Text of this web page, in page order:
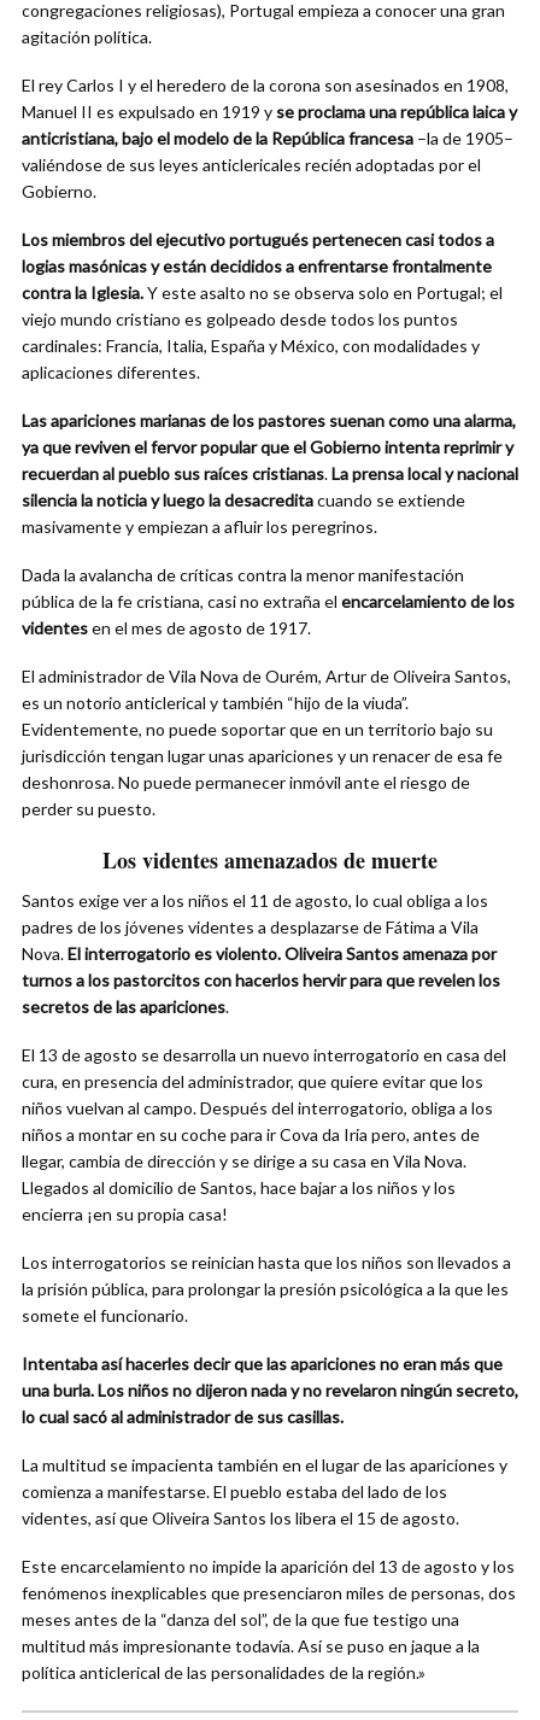
congregaciones religiosas), Portugal empieza a conocer una gran
agitación política.
El rey Carlos I y el heredero de la corona son asesinados en 1908,
Manuel II es expulsado en 1919 y se proclama una república laica y
anticristiana, bajo el modelo de la República francesa –la de 1905–
valiéndose de sus leyes anticlericales recién adoptadas por el
Gobierno.
Los miembros del ejecutivo portugués pertenecen casi todos a
logias masónicas y están decididos a enfrentarse frontalmente
contra la Iglesia.Y este asalto no se observa solo en Portugal; el
viejo mundo cristiano es golpeado desde todos los puntos
cardinales: Francia, Italia, España y México, con modalidades y
aplicaciones diferentes.
Las apariciones marianas de los pastores suenan como una alarma,
ya que reviven el fervor popular que el Gobierno intenta reprimir y
recuerdan al pueblo sus raíces cristianas.La prensa local y nacional
silencia la noticia y luego la desacreditacuando se extiende
masivamente y empiezan a afluir los peregrinos.
Dada la avalancha de críticas contra la menor manifestación
pública de la fe cristiana, casi no extraña el encarcelamiento de los
videntesen el mes de agosto de 1917.
El administrador de Vila Nova de Ourém, Artur de Oliveira Santos,
es un notorio anticlerical y también “hijo de la viuda”.
Evidentemente, no puede soportar que en un territorio bajo su
jurisdicción tengan lugar unas apariciones y un renacer de esa fe
deshonrosa. No puede permanecer inmóvil ante el riesgo de
perder su puesto.
Los videntes amenazados de muerte
Santos exige ver a los niños el 11 de agosto, lo cual obliga a los
padres de los jóvenes videntes a desplazarse de Fátima a Vila
Nova.El interrogatorio es violento. Oliveira Santos amenaza por
turnos a los pastorcitos con hacerlos hervir para que revelen los
secretos de las apariciones.
El 13 de agosto se desarrolla un nuevo interrogatorio en casa del
cura, en presencia del administrador, que quiere evitar que los
niños vuelvan al campo. Después del interrogatorio, obliga a los
niños a montar en su coche para ir Cova da Iria pero, antes de
llegar, cambia de dirección y se dirige a su casa en Vila Nova.
Llegados al domicilio de Santos, hace bajar a los niños y los
encierra ¡en su propia casa!
Los interrogatorios se reinician hasta que los niños son llevados a
la prisión pública, para prolongar la presión psicológica a la que les
somete el funcionario.
Intentaba así hacerles decir que las apariciones no eran más que
una burla. Los niños no dijeron nada y no revelaron ningún secreto,
lo cual sacó al administrador de sus casillas.
La multitud se impacienta también en el lugar de las apariciones y
comienza a manifestarse. El pueblo estaba del lado de los
videntes, así que Oliveira Santos los libera el 15 de agosto.
Este encarcelamiento no impide la aparición del 13 de agosto y los
fenómenos inexplicables que presenciaron miles de personas, dos
meses antes de la “danza del sol”, de la que fue testigo una
multitud más impresionante todavía. Así se puso en jaque a la
política anticlerical de las personalidades de la región.»